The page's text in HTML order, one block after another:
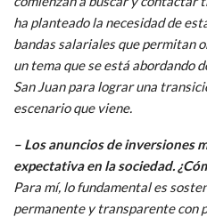
ha planteado la necesidad de
bandas salariales que permitan
un tema que se está abordando
San Juan para lograr una
escenario que viene.
– Los anuncios de inversiones
expectativa en la sociedad.
Para mí, lo fundamental es
permanente y transparente con